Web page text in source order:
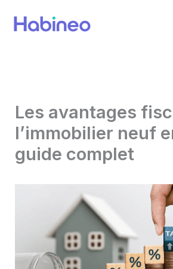
Les avantages
l’immobilier neuf
guide complet